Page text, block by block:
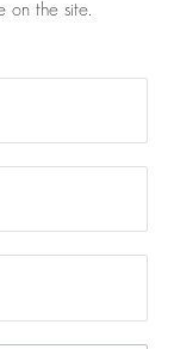
on the site.